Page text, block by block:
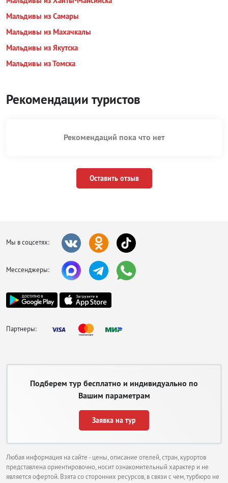
Мальдивы из Самары
Мальдивы из Махачкалы
Мальдивы из Якутска
Мальдивы из Томска
Рекомендации туристов
Рекомендаций пока что нет
Оставить отзыв
Мы в соцсетях:
Мессенджеры:
Партнеры:
Подберем тур бесплатно и индивидуально по
Вашим параметрам
Заявка на тур
Любая информация на сайте - цены, описание отелей, стран, курортов
представлена ориентировочно, носит ознакомительный характер и не
является офертой. Взята со сторонних ресурсов, в связи с чем, турбюро не